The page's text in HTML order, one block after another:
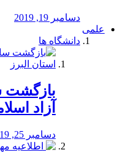
دسامبر 19, 2019
علمی
دانشگاه ها
بازگشت
آزاد
دسامبر 25, 2019